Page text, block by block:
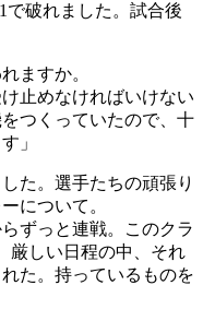
で破れました。試合後
ますか。
止めなければいけない
つくっていたので、十
」
た。選手たちの頑張り
について。
ずっと連戦。このクラ
厳しい日程の中、それ
た。持っているものを